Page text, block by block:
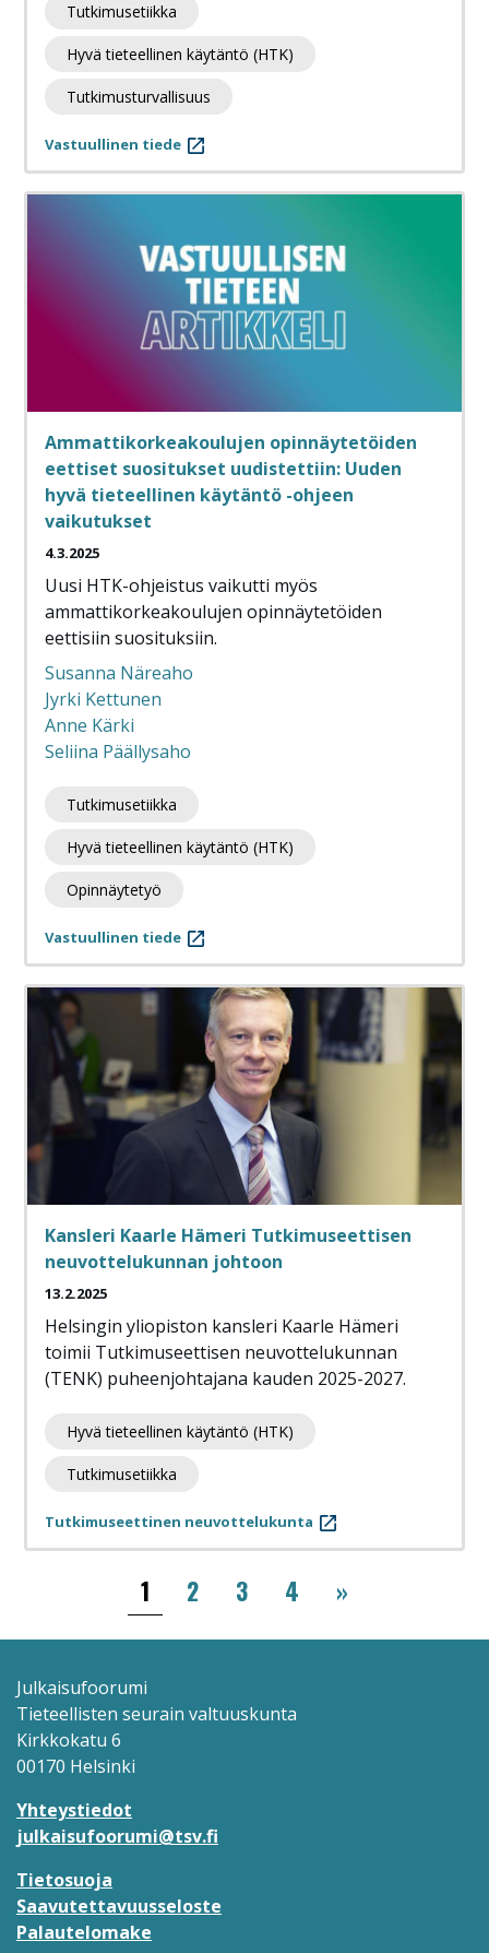
Tutkimusetiikka
Hyvä tieteellinen käytäntö (HTK)
Tutkimusturvallisuus
Vastuullinen tiede
Ammattikorkeakoulujen opinnäytetöiden
eettiset suositukset uudistettiin: Uuden
hyvä tieteellinen käytäntö -ohjeen
vaikutukset
4.3.2025
Uusi HTK-ohjeistus vaikutti myös
ammattikorkeakoulujen opinnäytetöiden
eettisiin suosituksiin.
Susanna Näreaho
Jyrki Kettunen
Anne Kärki
Seliina Päällysaho
Tutkimusetiikka
Hyvä tieteellinen käytäntö (HTK)
Opinnäytetyö
Vastuullinen tiede
Kansleri Kaarle Hämeri Tutkimuseettisen
neuvottelukunnan johtoon
13.2.2025
Helsingin yliopiston kansleri Kaarle Hämeri
toimii Tutkimuseettisen neuvottelukunnan
(TENK) puheenjohtajana kauden 2025-2027.
Hyvä tieteellinen käytäntö (HTK)
Tutkimusetiikka
Tutkimuseettinen neuvottelukunta
1 2 3 4 »››
Julkaisufoorumi
Tieteellisten seurain valtuuskunta
Kirkkokatu 6
00170 Helsinki
Yhteystiedot
julkaisufoorumi@tsv.fi
Tietosuoja
Saavutettavuusseloste
Palautelomake